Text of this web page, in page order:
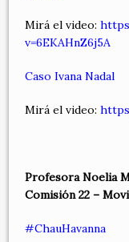
Mirá el video:
v=6EKAHnZ6j5A
Caso Ivana Nadal
Mirá el video:
Profesora Noelia
Comisión 22 –
#ChauHavanna